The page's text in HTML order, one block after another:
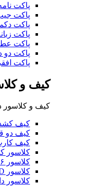
پاکت
پاکت
پاکت
پاکت
پاکت
پاکت دو
پاکت
کیف و
کیف و کلاسور
کیف
کیف دو
کیف
کلاسور
کلاسور ۲۶ حلقه
کلاسور CD
کلاسور